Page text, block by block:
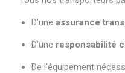
D’uneassurance
D’une responsabilité
De l’équipement